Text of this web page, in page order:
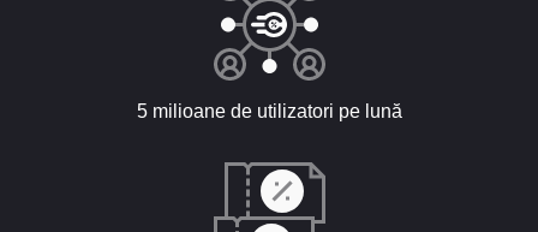
5 milioane de utilizatori pe lună